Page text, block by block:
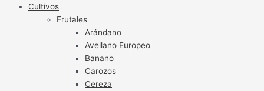
Cultivos
Frutales
Arándano
Avellano Europeo
Banano
Carozos
Cereza